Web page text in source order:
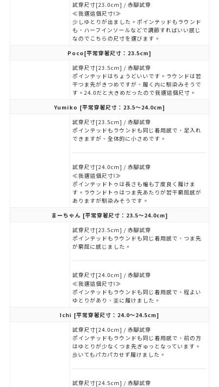
試穿尺寸[23.0cm] / 赤腳試穿
≪我選這個尺寸!≫
少しゆとりが出ました。ポインテッドもラウンド
も、ハーフインソールなどで調節すればいい感じ
なのでこちらの尺寸を選びます。
Poco[平常穿著尺寸：23.5cm]
試穿尺寸[23.5cm] / 赤腳試穿
ポインテッドはちょうどいいです。ラウンドは若
干つま先がきつめですが、履く内に馴染みそうで
す。24.0だと大きめだったので我選這個尺寸。
Yumiko [平常穿著尺寸：23.5～24.0cm]
試穿尺寸[23.5cm] / 赤腳試穿
ポインテッドもラウンドも同じ着用感で、足入れ
できますが、全体的に小さめです。
試穿尺寸[24.0cm] / 赤腳試穿
≪我選這個尺寸!≫
ポインテッドトゥは長さも幅も丁度良く履けま
す。ラウンドトゥはつま先あたりが若干窮屈感が
ありますが馴染みそうです。
まーちゃん [平常穿著尺寸：23.5～24.0cm]
試穿尺寸[23.5cm] / 赤腳試穿
ポインテッドもラウンドも同じ着用感で、つま先
が窮屈に感じました。
試穿尺寸[24.0cm] / 赤腳試穿
≪我選這個尺寸!≫
ポインテッドもラウンドも同じ着用感で、程よい
ゆとりがあり、楽に履けました。
Ichi [平常穿著尺寸：24.0～24.5cm]
試穿尺寸[24.0cm] / 赤腳試穿
ポインテッドもラウンドも同じ着用感で、前の方
はゆとりが少なくつま先ぎゅっとなっています。
歩いてもパカパカせず履けました。
試穿尺寸[24.5cm] / 赤腳試穿